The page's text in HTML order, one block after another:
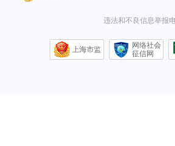
违法和不良信息举报
上海市监
网络社会
征信网